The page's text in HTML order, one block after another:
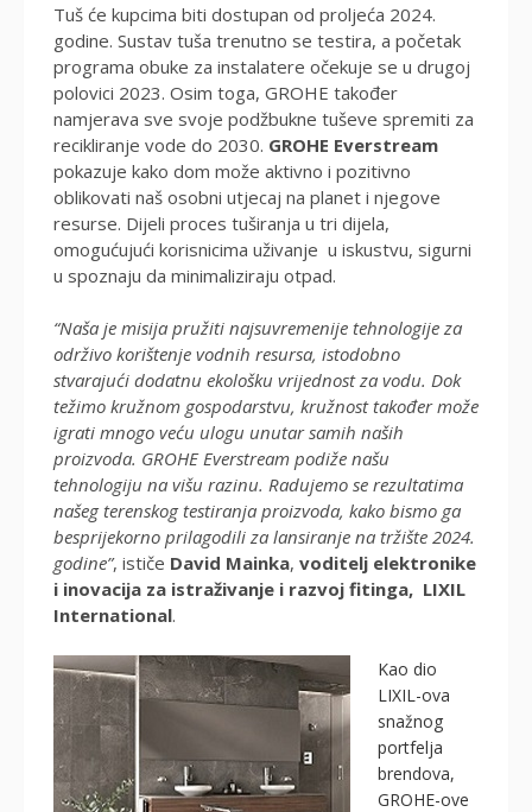
Tuš će kupcima biti dostupan od proljeća 2024.
godine. Sustav tuša trenutno se testira, a početak
programa obuke za instalatere očekuje se u drugoj
polovici 2023. Osim toga, GROHE također
namjerava sve svoje podžbukne tuševe spremiti za
recikliranje vode do 2030. GROHE Everstream
pokazuje kako dom može aktivno i pozitivno
oblikovati naš osobni utjecaj na planet i njegove
resurse. Dijeli proces tuširanja u tri dijela,
omogućujući korisnicima uživanje u iskustvu, sigurni
u spoznaju da minimaliziraju otpad.
“Naša je misija pružiti najsuvremenije tehnologije za
održivo korištenje vodnih resursa, istodobno
stvarajući dodatnu ekološku vrijednost za vodu. Dok
težimo kružnom gospodarstvu, kružnost također može
igrati mnogo veću ulogu unutar samih naših
proizvoda. GROHE Everstream podiže našu
tehnologiju na višu razinu. Radujemo se rezultatima
našeg terenskog testiranja proizvoda, kako bismo ga
besprijekorno prilagodili za lansiranje na tržište 2024.
godine”, ističe David Mainka, voditelj elektronike
i inovacija za istraživanje i razvoj fitinga, LIXIL
International.
Kao dio
LIXIL-ova
snažnog
portfelja
brendova,
GROHE-ove